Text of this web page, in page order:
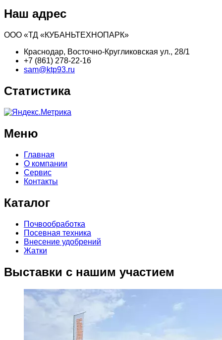
Наш адрес
ООО «ТД «КУБАНЬТЕХНОПАРК»
Краснодар, Восточно-Кругликовская ул., 28/1
+7 (861) 278-22-16
sam@ktp93.ru
Статистика
Меню
Главная
О компании
Сервис
Контакты
Каталог
Почвообработка
Посевная техника
Внесение удобрений
Жатки
Выставки с нашим участием